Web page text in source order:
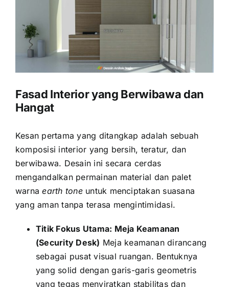
Fasad Interior yang Berwibawa dan
Hangat
Kesan pertama yang ditangkap adalah sebuah
komposisi interior yang bersih, teratur, dan
berwibawa. Desain ini secara cerdas
mengandalkan permainan material dan palet
warnaearth toneuntuk menciptakan suasana
yang aman tanpa terasa mengintimidasi.
Titik Fokus Utama: Meja Keamanan
(Security Desk) Meja keamanan dirancang
sebagai pusat visual ruangan. Bentuknya
yang solid dengan garis-garis geometris
yang tegas menyiratkan stabilitas dan